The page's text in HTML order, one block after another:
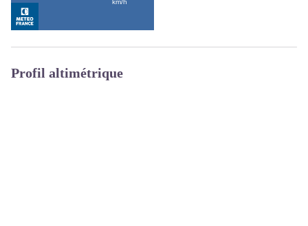
Profil altimétrique